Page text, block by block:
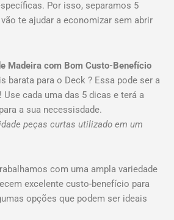
atento
Por isso, separamos 5
te ajudar a economizar sem abrir
Madeira com Bom Custo-Benefício
peças curtas utilizado em um
com uma ampla variedade
excelente custo-benefício para
opções que podem ser ideais